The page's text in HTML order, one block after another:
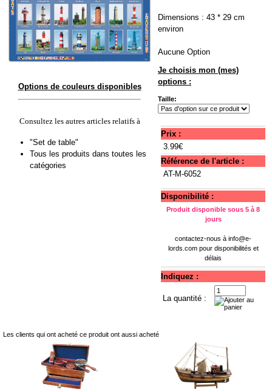
Options de couleurs disponibles
Consultez les autres articles relatifs à
"Set de table"
Tous les produits dans toutes les
catégories
Dimensions : 43 * 29 cm
environ
Aucune Option
Je choisis mon (mes)
options :
Taille:
Prix :
3.99€
Référence de l'article :
AT-M-6052
Disponibilité :
Produit disponible sous 5 à 8
jours
contactez-nous à info@e-
lords.compour disponibilités et
délais
Indiquez :
La quantité :
Les clients qui ont acheté ce produit ont aussi acheté